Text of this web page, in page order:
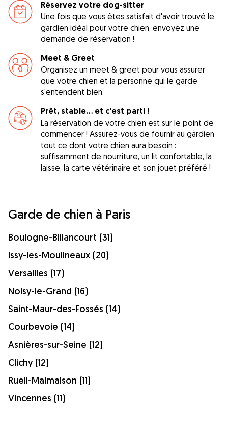
Réservez votre dog-sitter
Une fois que vous êtes satisfait d'avoir trouvé le
gardien idéal pour votre chien, envoyez une
demande de réservation !
Meet & Greet
Organisez un meet & greet pour vous assurer
que votre chien et la personne qui le garde
s'entendent bien.
Prêt, stable... et c'est parti !
La réservation de votre chien est sur le point de
commencer ! Assurez-vous de fournir au gardien
tout ce dont votre chien aura besoin :
suffisamment de nourriture, un lit confortable, la
laisse, la carte vétérinaire et son jouet préféré !
Garde de chien à Paris
Boulogne-Billancourt (31)
Issy-les-Moulineaux (20)
Versailles (17)
Noisy-le-Grand (16)
Saint-Maur-des-Fossés (14)
Courbevoie (14)
Asnières-sur-Seine (12)
Clichy (12)
Rueil-Malmaison (11)
Vincennes (11)